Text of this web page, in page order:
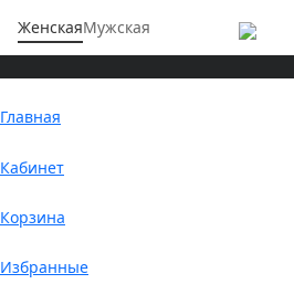
ЖенскаяМужская
Главная
Кабинет
Корзина
Избранные